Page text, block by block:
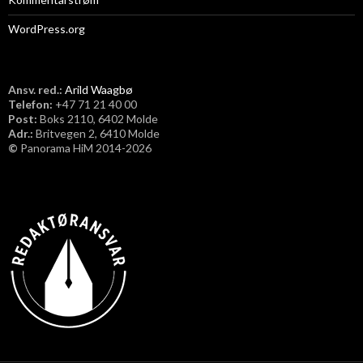
WordPress.org
Ansv. red.: Arild Waagbø
Telefon: ​+47 71 21 40 00
Post: Boks 2110, 6402 Molde
Adr.: Britvegen 2, 6410 Molde
© Panorama HiM 2014-2026